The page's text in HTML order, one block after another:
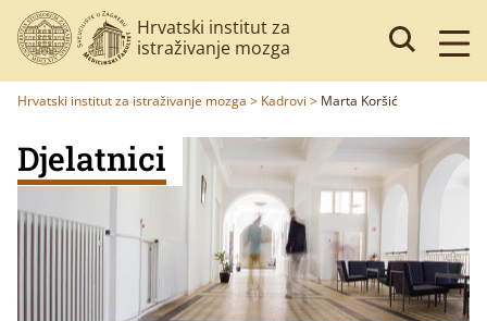
Hrvatski institut za
istraživanje mozga
Hrvatski institut za istraživanje mozga > Kadrovi > Marta Koršić
Djelatnici